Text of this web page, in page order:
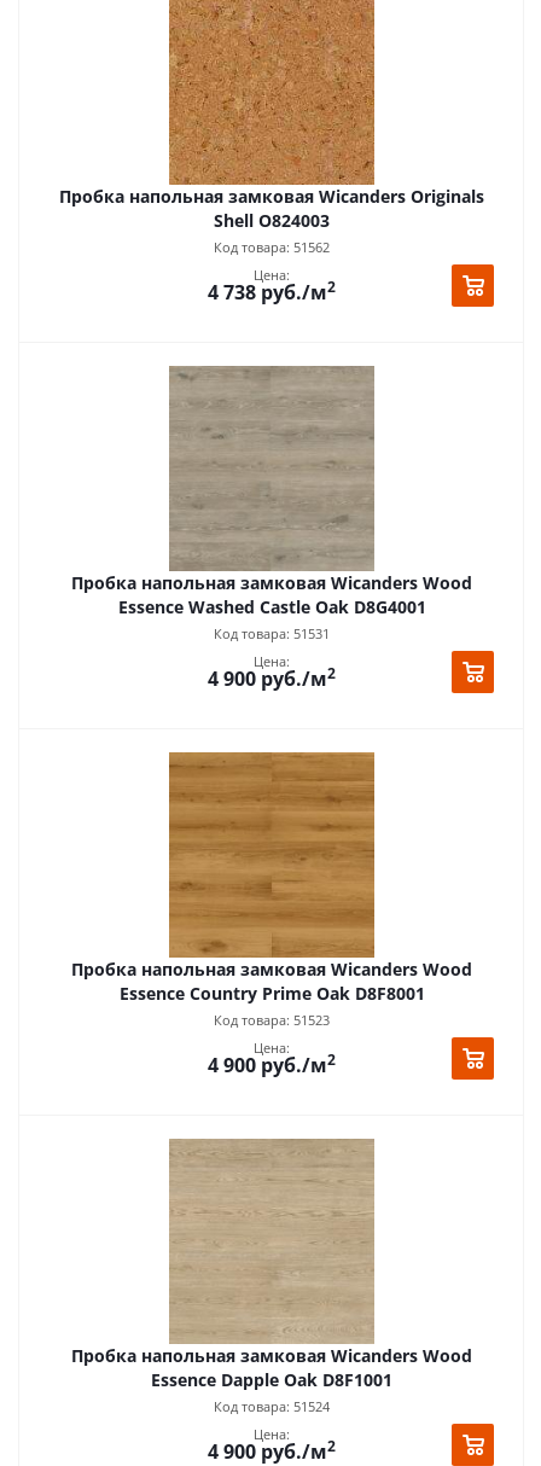
Пробка напольная замковая Wicanders Originals
Shell O824003
Код товара: 51562
Цена:
4 738 руб./м2
Пробка напольная замковая Wicanders Wood
Essence Washed Castle Oak D8G4001
Код товара: 51531
Цена:
4 900 руб./м2
Пробка напольная замковая Wicanders Wood
Essence Country Prime Oak D8F8001
Код товара: 51523
Цена:
4 900 руб./м2
Пробка напольная замковая Wicanders Wood
Essence Dapple Oak D8F1001
Код товара: 51524
Цена:
4 900 руб./м2